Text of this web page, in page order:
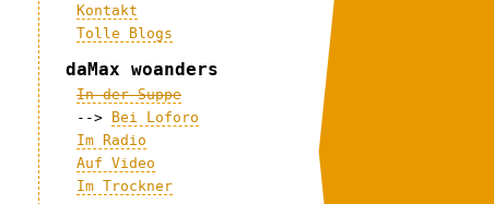
Kontakt
Tolle Blogs
daMax woanders
In der Suppe
-->
Bei Loforo
Im Radio
Auf Video
Im Trockner